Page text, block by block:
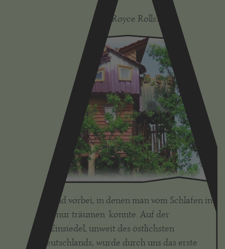
Abgefahr’ner als ein echter Royce Rolls…
Die Zeiten sind vorbei, in denen man vom Schlafen in
den Bäumen nur träumen konnte. Auf der
Kulturinsel Einsiedel, unweit des östlichsten
Punktes Deutschlands, wurde durch uns das erste